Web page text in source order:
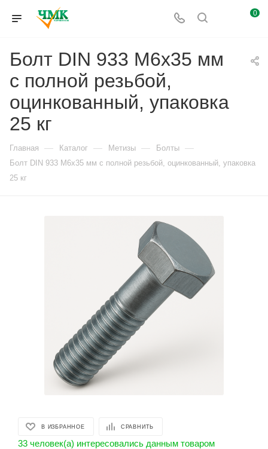
0
Болт DIN 933 М6х35 мм
с полной резьбой,
оцинкованный, упаковка
25 кг
Главная — Каталог — Метизы — Болты —
Болт DIN 933 М6х35 мм с полной резьбой, оцинкованный, упаковка
25 кг
В ИЗБРАННОЕ СРАВНИТЬ
33 человек(а) интересовались данным товаром